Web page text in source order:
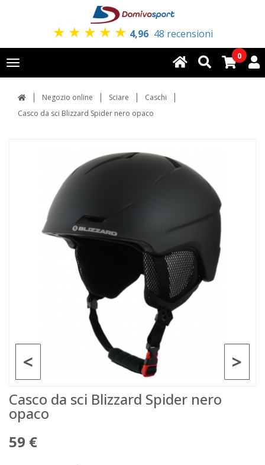
★ ★ ★ ★ ★ 4,96 48 recensioni
Toggle
navigation
0
Negozio online Sciare
Caschi
Casco da sci Blizzard Spider nero opaco
>
<
Casco da sci Blizzard Spider nero
opaco
59 €